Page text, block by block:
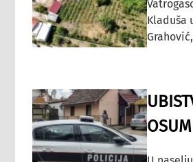
Kladuša